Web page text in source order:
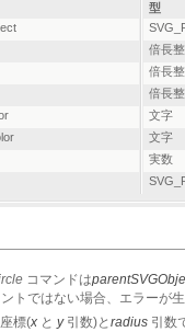
型
倍長
倍長
倍長
文字
文字
実数
コマンドは
トではない場合、エラーが生
標(x と y引数)と radius 引数